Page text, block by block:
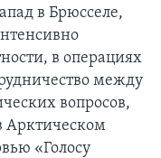
в Брюсселе,
в операциях
между
вопросов,
Арктическом
«Голосу